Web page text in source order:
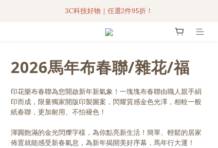
3C科技好物｜任選2件95折！
3C科技好物｜任選2件95折！
聯名iPhone手機殼現貨4折起🔥
3C科技好物｜任選2件95折！
2026馬年布春聯/雜花/福
印花樂布春聯為您開啟新年新氣象！一塊塊布春聯由職人親手絹
印而成，限量獨家開版印製圖案，閃耀質感金色光澤，相較一般
紙春聯，更加耐用、不怕褪色！
渾圓飽滿的金光閃爍字樣，為你點亮新生活！簡單、輕鬆的居家
佈置就能感受新春氣息，為新年揭開美好序幕，馬年行大運！